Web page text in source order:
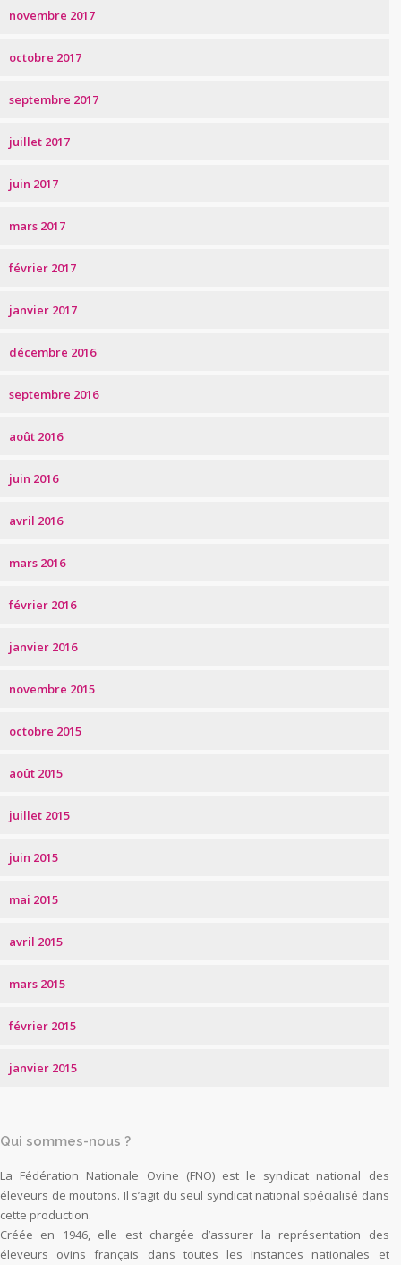
novembre 2017
octobre 2017
septembre 2017
juillet 2017
juin 2017
mars 2017
février 2017
janvier 2017
décembre 2016
septembre 2016
août 2016
juin 2016
avril 2016
mars 2016
février 2016
janvier 2016
novembre 2015
octobre 2015
août 2015
juillet 2015
juin 2015
mai 2015
avril 2015
mars 2015
février 2015
janvier 2015
Qui sommes-nous ?
La Fédération Nationale Ovine (FNO) est le syndicat national des
éleveurs de moutons. Il s’agit du seul syndicat national spécialisé dans
cette production.
Créée en 1946, elle est chargée d’assurer la représentation des
éleveurs ovins français dans toutes les Instances nationales et